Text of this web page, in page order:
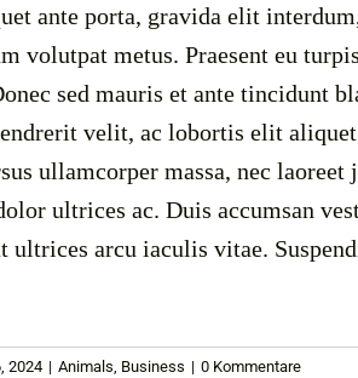
ante porta, gravida elit
volutpat metus. Praesent eu
sed mauris et ante tincidunt
velit, ac lobortis elit
ullamcorper massa, nec
ultrices ac. Duis accumsan
ultrices arcu iaculis vitae.
2024 | Animals, Business | 0 Kommentare